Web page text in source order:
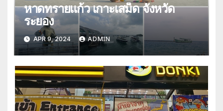
หาดทรายแก้ว เกาะเสม็ด จังหวัด
ระยอง
APR 9, 2024 ADMIN